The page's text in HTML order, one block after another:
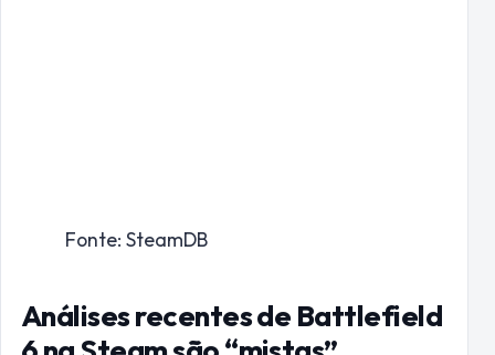
Fonte: SteamDB
Análises recentes de Battlefield